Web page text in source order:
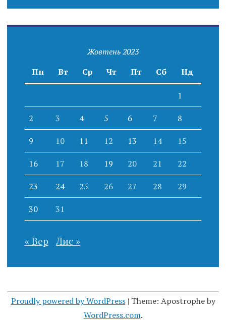
Жовтень 2023
Пн
Вт Ср Чт Пт Сб Нд
1
2 3 4 5 6 7 8
9 10 11 12 13 14 15
16 17 18 19 20 21 22
23 24 25 26 27 28 29
30 31
« Вер Лис »
Proudly powered by WordPress | Theme: Apostrophe by
WordPress.com.